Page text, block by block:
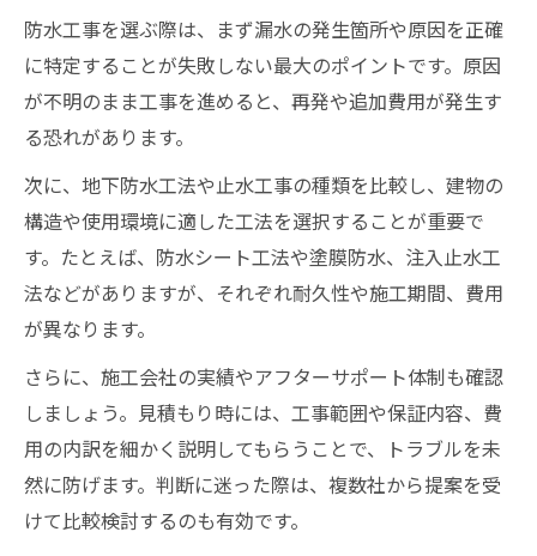
防水工事を選ぶ際は、まず漏水の発生箇所や原因を正確
に特定することが失敗しない最大のポイントです。原因
が不明のまま工事を進めると、再発や追加費用が発生す
る恐れがあります。
次に、地下防水工法や止水工事の種類を比較し、建物の
構造や使用環境に適した工法を選択することが重要で
す。たとえば、防水シート工法や塗膜防水、注入止水工
法などがありますが、それぞれ耐久性や施工期間、費用
が異なります。
さらに、施工会社の実績やアフターサポート体制も確認
しましょう。見積もり時には、工事範囲や保証内容、費
用の内訳を細かく説明してもらうことで、トラブルを未
然に防げます。判断に迷った際は、複数社から提案を受
けて比較検討するのも有効です。